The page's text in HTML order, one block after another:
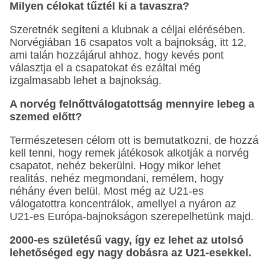
Milyen célokat tűztél ki a tavaszra?
Szeretnék segíteni a klubnak a céljai elérésében.
Norvégiában 16 csapatos volt a bajnokság, itt 12,
ami talán hozzájárul ahhoz, hogy kevés pont
választja el a csapatokat és ezáltal még
izgalmasabb lehet a bajnokság.
A norvég felnőttválogatottság mennyire lebeg a
szemed előtt?
Természetesen célom ott is bemutatkozni, de hozzá
kell tenni, hogy remek játékosok alkotják a norvég
csapatot, nehéz bekerülni. Hogy mikor lehet
realitás, nehéz megmondani, remélem, hogy
néhány éven belül. Most még az U21-es
válogatottra koncentrálok, amellyel a nyáron az
U21-es Európa-bajnokságon szerepelhetünk majd.
2000-es születésű vagy, így ez lehet az utolsó
lehetőséged egy nagy dobásra az U21-esekkel.